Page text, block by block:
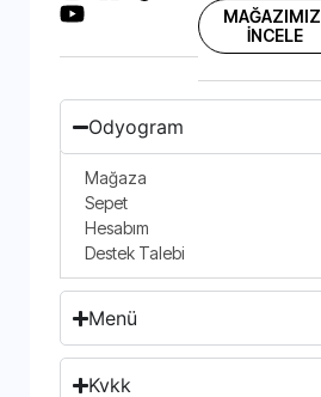
MAĞAZIMIZI
İNCELE
Odyogram
Mağaza
Sepet
Hesabım
Destek Talebi
Menü
Kvkk